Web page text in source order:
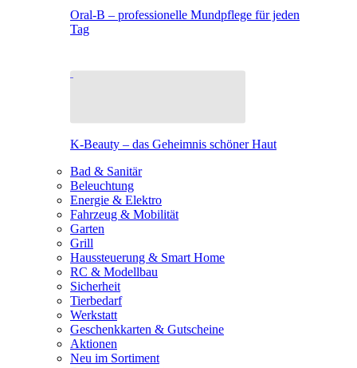
Oral-B – professionelle Mundpflege für jeden
Tag
K-Beauty – das Geheimnis schöner Haut
Bad & Sanitär
Beleuchtung
Energie & Elektro
Fahrzeug & Mobilität
Garten
Grill
Haussteuerung & Smart Home
RC & Modellbau
Sicherheit
Tierbedarf
Werkstatt
Geschenkkarten & Gutscheine
Aktionen
Neu im Sortiment